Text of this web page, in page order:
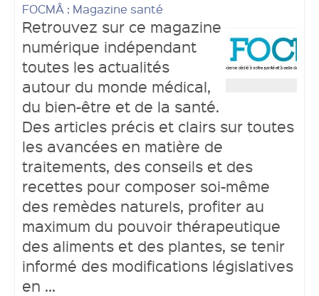
FOCMÂ : Magazine santé
Retrouvez sur ce magazine
numérique indépendant
toutes les actualités
autour du monde médical,
du bien-être et de la santé.
Des articles précis et clairs sur toutes
les avancées en matière de
traitements, des conseils et des
recettes pour composer soi-même
des remèdes naturels, profiter au
maximum du pouvoir thérapeutique
des aliments et des plantes, se tenir
informé des modifications législatives
en ...